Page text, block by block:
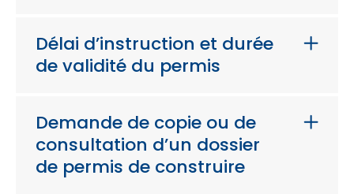
Délai d’instruction et durée
de validité du permis
Demande de copie ou de
consultation d’un dossier
de permis de construire